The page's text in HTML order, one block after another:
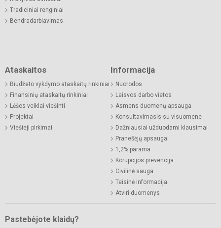
Tradiciniai renginiai
Bendradarbiavimas
Ataskaitos
Biudžeto vykdymo ataskaitų rinkiniai
Finansinių ataskaitų rinkiniai
Lėšos veiklai viešinti
Projektai
Viešieji pirkimai
Informacija
Nuorodos
Laisvos darbo vietos
Asmens duomenų apsauga
Konsultavimasis su visuomene
Dažniausiai užduodami klausimai
Pranešėjų apsauga
1,2% parama
Korupcijos prevencija
Civilinė sauga
Teisinė informacija
Atviri duomenys
Pastebėjote klaidų?